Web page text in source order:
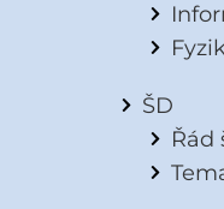
ŠD
Řád